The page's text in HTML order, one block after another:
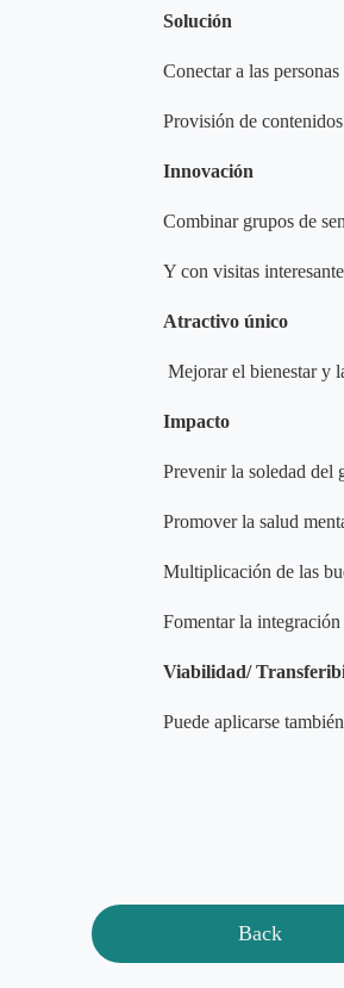
Solución
Conectar a las
Provisión de
Innovación
Combinar grupos de
Y con visitas
Atractivo único
Mejorar el bienestar y
Impacto
Prevenir la soledad del
Promover la salud
Multiplicación de las
Fomentar la
Viabilidad/
Puede aplicarse
Back